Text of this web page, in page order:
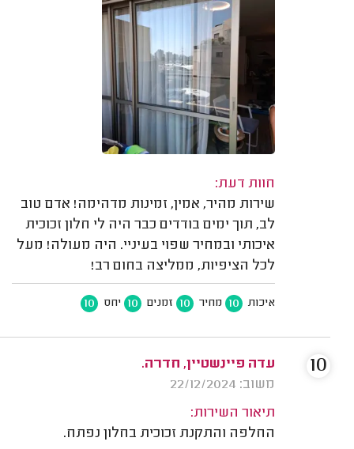
חוות דעת:
שירות מהיר, אמין, זמינות מדהימה! אדם טוב
לב, תוך ימים בודדים כבר היה לי חלון זכוכית
איכותי ובמחיר שפוי בעיניי. היה מעולה! מעל
לכל הציפיות, ממליצה בחום רב!
איכות 10 מחיר 10 זמנים 10 יחס 10
עדה פיינשטיין, חדרה.
משוב: 22/12/2024
תיאור השירות:
החלפה והתקנת זכוכית בחלון נפתח.
10